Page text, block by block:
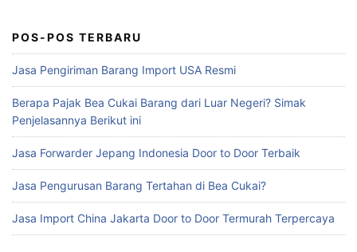
POS-POS TERBARU
Jasa Pengiriman Barang Import USA Resmi
Berapa Pajak Bea Cukai Barang dari Luar Negeri? Simak
Penjelasannya Berikut ini
Jasa Forwarder Jepang Indonesia Door to Door Terbaik
Jasa Pengurusan Barang Tertahan di Bea Cukai?
Jasa Import China Jakarta Door to Door Termurah Terpercaya